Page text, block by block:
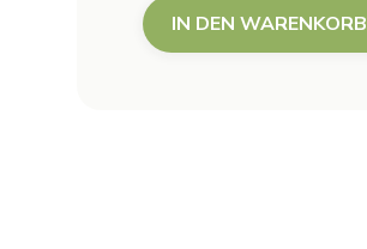
IN DEN WARENKORB